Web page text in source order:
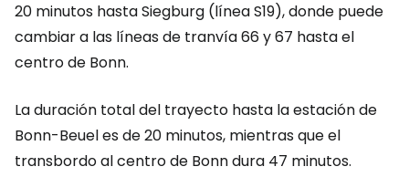
20 minutos hasta Siegburg (línea S19), donde puede
cambiar a las líneas de tranvía 66 y 67 hasta el
centro de Bonn.
La duración total del trayecto hasta la estación de
Bonn-Beuel es de 20 minutos, mientras que el
transbordo al centro de Bonn dura 47 minutos.